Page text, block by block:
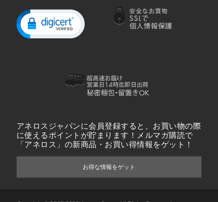
アネロスジャパンに会員登録すると、お買い物の際
に使えるポイントが貯まります！メルマガ購読で
「アネロス」の新商品・お買い得情報をゲット！
お得な情報をゲット